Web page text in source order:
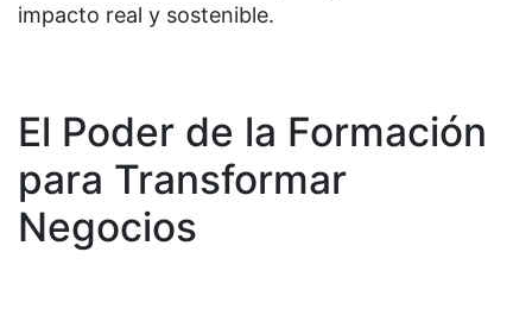
impacto real y sostenible.
El Poder de la Formación
para Transformar
Negocios